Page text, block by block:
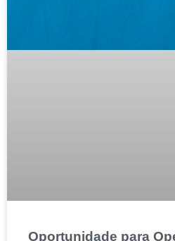
Oportunidade para